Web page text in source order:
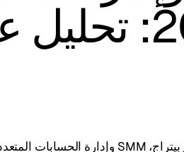
المتعددة في